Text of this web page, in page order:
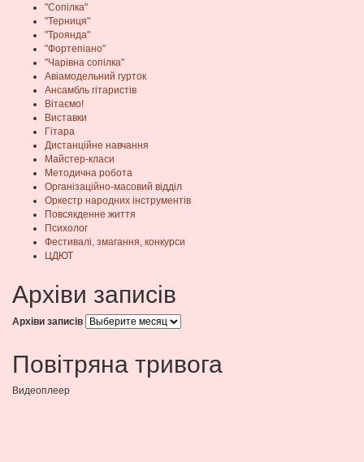
"Сопілка"
"Терниця"
"Троянда"
"Фортепіано"
"Чарівна сопілка"
Авіамодельний гурток
Ансамбль гітаристів
Вітаємо!
Виставки
Гітара
Дистанційне навчання
Майстер-класи
Методична робота
Організаційно-масовий відділ
Оркестр народних інструментів
Повсякденне життя
Психолог
Фестивалі, змагання, конкурси
ЦДЮТ
Архіви записів
Архіви записів
Повітряна тривога
Видеоплеер